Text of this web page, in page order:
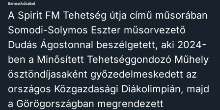
Hírek
BannerAdLabel
A Spirit FM Tehetség útja című műsorában
Somodi-Solymos Eszter műsorvezető
Dudás Ágostonnal beszélgetett, aki 2024-
ben a Minősített Tehetséggondozó Műhely
ösztöndíjasaként győzedelmeskedett az
országos Közgazdasági Diákolimpián, majd
a Görögországban megrendezett